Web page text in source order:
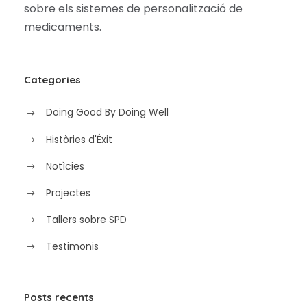
sobre els sistemes de personalització de
medicaments.
Categories
Doing Good By Doing Well
Històries d'Éxit
Notìcies
Projectes
Tallers sobre SPD
Testimonis
Posts recents